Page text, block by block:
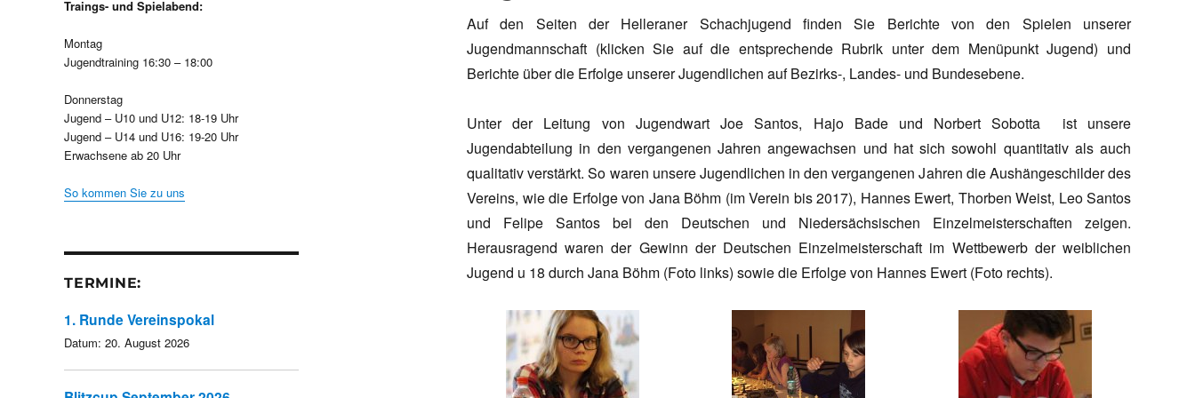
Auf den Seiten der Helleraner Schachjugend finden Sie Berichte von den Spielen unserer
Jugendmannschaft (klicken Sie auf die entsprechende Rubrik unter dem Menüpunkt Jugend) und
Berichte über die Erfolge unserer Jugendlichen auf Bezirks-, Landes- und Bundesebene.
Unter der Leitung von Jugendwart Joe Santos, Hajo Bade und Norbert Sobotta ist unsere
Jugendabteilung in den vergangenen Jahren angewachsen und hat sich sowohl quantitativ als auch
qualitativ verstärkt. So waren unsere Jugendlichen in den vergangenen Jahren die Aushängeschilder des
Vereins, wie die Erfolge von Jana Böhm (im Verein bis 2017), Hannes Ewert, Thorben Weist, Leo Santos
und Felipe Santos bei den Deutschen und Niedersächsischen Einzelmeisterschaften zeigen.
Herausragend waren der Gewinn der Deutschen Einzelmeisterschaft im Wettbewerb der weiblichen
Jugend u 18 durch Jana Böhm (Foto links) sowie die Erfolge von Hannes Ewert (Foto rechts).
Traings- und Spielabend:
Montag
Jugendtraining 16:30 – 18:00
Donnerstag
Jugend – U10 und U12: 18-19 Uhr
Jugend – U14 und U16: 19-20 Uhr
Erwachsene ab 20 Uhr
So kommen Sie zu uns
TERMINE:
1. Runde Vereinspokal
Datum: 20. August 2026